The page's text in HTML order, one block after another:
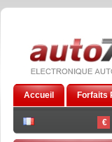
€
Accueil Forfaits